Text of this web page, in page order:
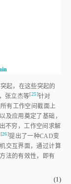
起，在这些突起的
张立杰等[25]针对
有工作空间截面上
及应用奠定了基础，
不穷，工作空间求解
[26]提出了一种CAD变
交互界面，通过计算
法的有效性，即有
(1)